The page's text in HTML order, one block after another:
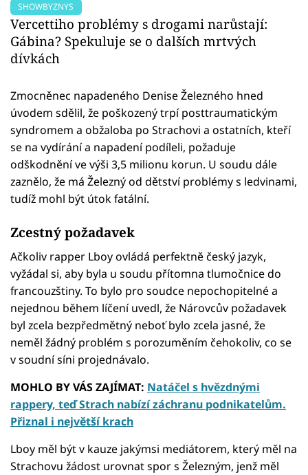
SHOWBYZNYS
Vercettiho problémy s drogami narůstají:
Gábina? Spekuluje se o dalších mrtvých
dívkách
Zmocněnec napadeného Denise Železného hned
úvodem sdělil, že poškozený trpí posttraumatickým
syndromem a obžaloba po Strachovi a ostatních, kteří
se na vydírání a napadení podíleli, požaduje
odškodnění ve výši 3,5 milionu korun. U soudu dále
zaznělo, že má Železný od dětství problémy s ledvinami,
tudíž mohl být útok fatální.
Zcestný požadavek
Ačkoliv rapper Lboy ovládá perfektně český jazyk,
vyžádal si, aby byla u soudu přítomna tlumočnice do
francouzštiny. To bylo pro soudce nepochopitelné a
nejednou během líčení uvedl, že Nárovcův požadavek
byl zcela bezpředmětný neboť bylo zcela jasné, že
neměl žádný problém s porozuměním čehokoliv, co se
v soudní síni projednávalo.
MOHLO BY VÁS ZAJÍMAT: Natáčel s hvězdnými
rappery, teď Strach nabízí záchranu podnikatelům.
Přiznal i největší krach
Lboy měl být v kauze jakýmsi mediátorem, který měl na
Strachovu žádost urovnat spor s Železným, jenž měl